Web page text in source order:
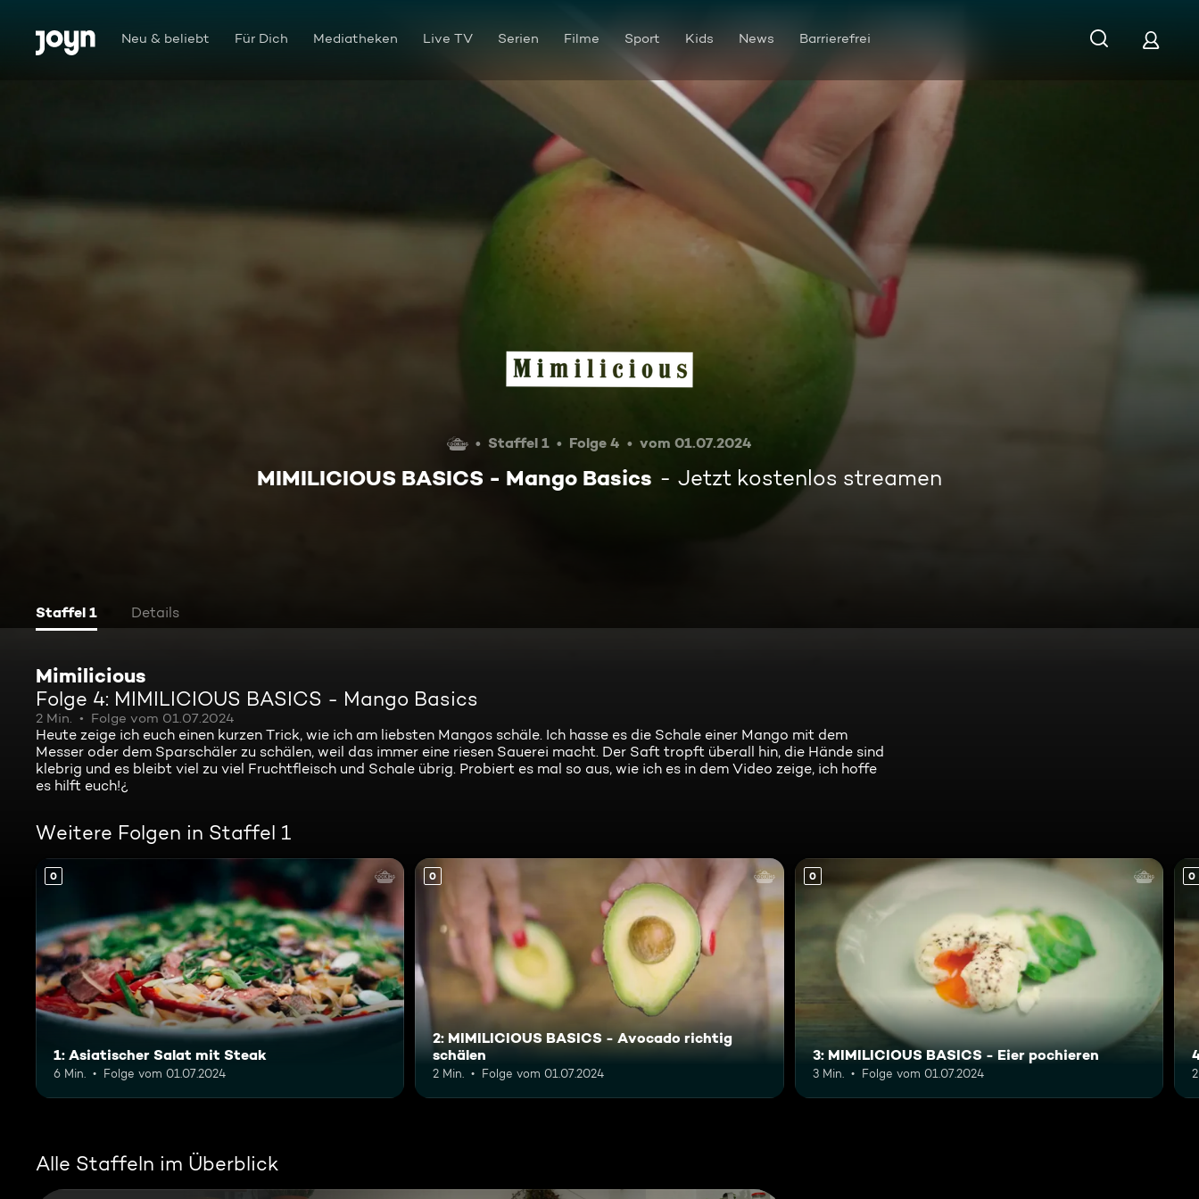
Zum Inhalt springen
Barrierefrei Neu & beliebt Für Dich Mediatheken Live TV Serien Filme Sport Kids News Barrierefrei
MIMILICIOUS BASICS - Mango Basics
Staffel 1 Folge 4 vom 01.07.2024
MIMILICIOUS BASICS - Mango Basics Jetzt kostenlos streamen
Staffel 1 Details
Mimilicious
Folge 4: MIMILICIOUS BASICS - Mango Basics
2 Min. Folge vom 01.07.2024
Heute zeige ich euch einen kurzen Trick, wie ich am liebsten Mangos schäle. Ich hasse es die Schale einer Mango mit dem
Messer oder dem Sparschäler zu schälen, weil das immer eine riesen Sauerei macht. Der Saft tropft überall hin, die Hände sind
klebrig und es bleibt viel zu viel Fruchtfleisch und Schale übrig. Probiert es mal so aus, wie ich es in dem Video zeige, ich hoffe
es hilft euch!¿
Weitere Folgen in Staffel 1
0
1: Asiatischer Salat mit Steak
6 Min. Folge vom 01.07.2024
0
2: MIMILICIOUS BASICS - Avocado richtig
schälen
2 Min. Folge vom 01.07.2024
0
3: MIMILICIOUS BASICS - Eier pochieren
3 Min. Folge vom 01.07.2024
0
Alle Staffeln im Überblick